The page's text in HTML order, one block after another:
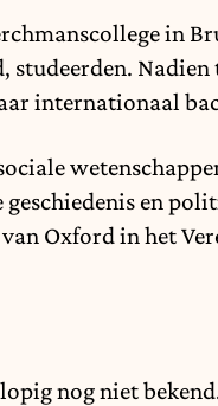
in
internationaal
geschiedenis en
Oxford in het
nog niet